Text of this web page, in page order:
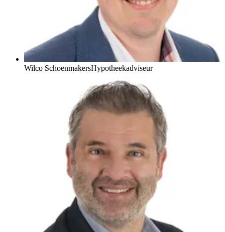
Wilco SchoenmakersHypotheekadviseur